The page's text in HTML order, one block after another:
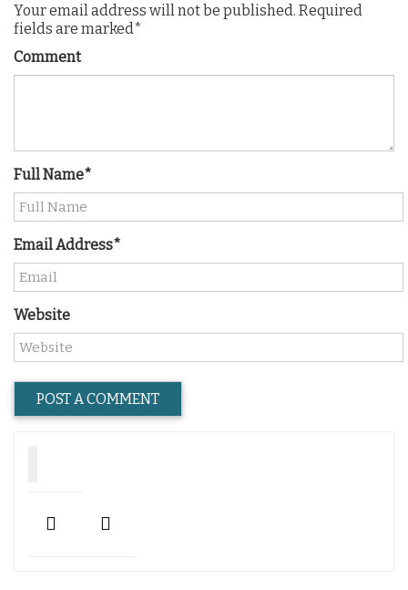
Your email address will not be published. Required
fields are marked*
Comment
Full Name*
Email Address*
Website